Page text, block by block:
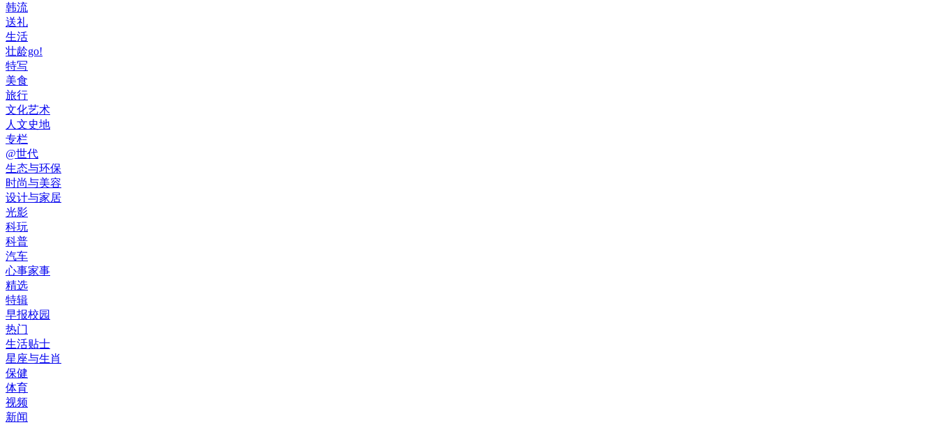
韩流
送礼
生活
壮龄go!
特写
美食
旅行
文化艺术
人文史地
专栏
@世代
生态与环保
时尚与美容
设计与家居
光影
科玩
科普
汽车
心事家事
精选
特辑
早报校园
热门
生活贴士
星座与生肖
保健
体育
视频
新闻